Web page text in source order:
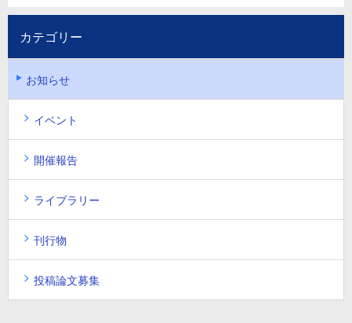
カテゴリー
お知らせ
イベント
開催報告
ライブラリー
刊行物
投稿論文募集